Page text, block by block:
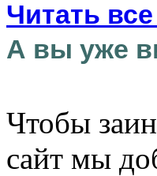
Читать
А вы уже
Чтобы
сайт мы